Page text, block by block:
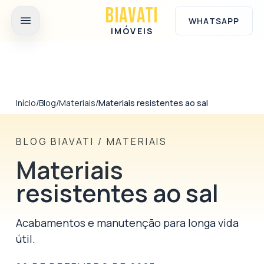
Ir para o conteúdo principal
BIAVATI
IMÓVEIS
WHATSAPP
Início/Blog/Materiais/Materiais resistentes ao sal
BLOG BIAVATI / MATERIAIS
Materiais
resistentes ao sal
Acabamentos e manutenção para longa vida
útil.